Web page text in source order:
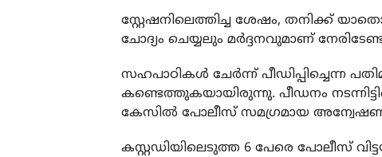
സ്റ്റേഷനിലെത്തിച്ച ശേഷം, തനിക്ക്
ചോദ്യം ചെയ്യലും മര്‍ദ്ദനവുമാണ്
സഹപാഠികള്‍ ചേര്‍ന്ന് പീഡിപ്പിച്ചെന്ന
കണ്ടെത്തുകയായിരുന്നു. പീഡനം
കേസില്‍ പോലീസ് സമഗ്രമായ
കസ്റ്റഡിയിലെടുത്ത 6 പേരെ പോലീസ്